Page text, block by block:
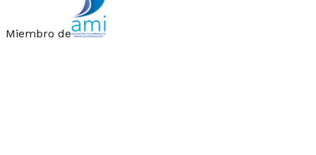
Miembro de